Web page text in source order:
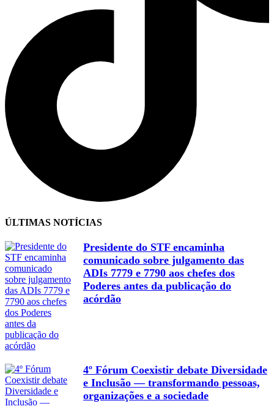
ÚLTIMAS NOTÍCIAS
Presidente do STF encaminha
comunicado sobre julgamento das
ADIs 7779 e 7790 aos chefes dos
Poderes antes da publicação do
acórdão
4º Fórum Coexistir debate Diversidade
e Inclusão — transformando pessoas,
organizações e a sociedade